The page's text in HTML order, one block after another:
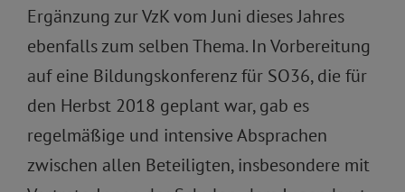
Ergänzung zur VzK vom Juni dieses Jahres
ebenfalls zum selben Thema. In Vorbereitung
auf eine Bildungskonferenz für SO36, die für
den Herbst 2018 geplant war, gab es
regelmäßige und intensive Absprachen
zwischen allen Beteiligten, insbesondere mit